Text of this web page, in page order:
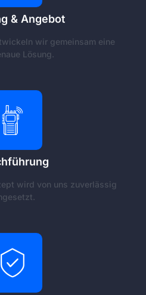
& Angebot
wir gemeinsam eine
Lösung.
wird von uns zuverlässig